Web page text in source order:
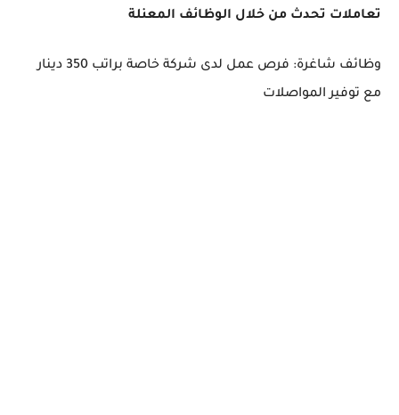
تعاملات تحدث من خلال الوظائف المعنلة
وظائف شاغرة: فرص عمل لدى شركة خاصة براتب 350 دينار
مع توفير المواصلات